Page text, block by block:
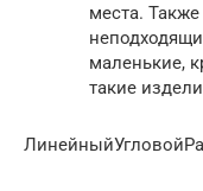
места.
маленькие,
такие